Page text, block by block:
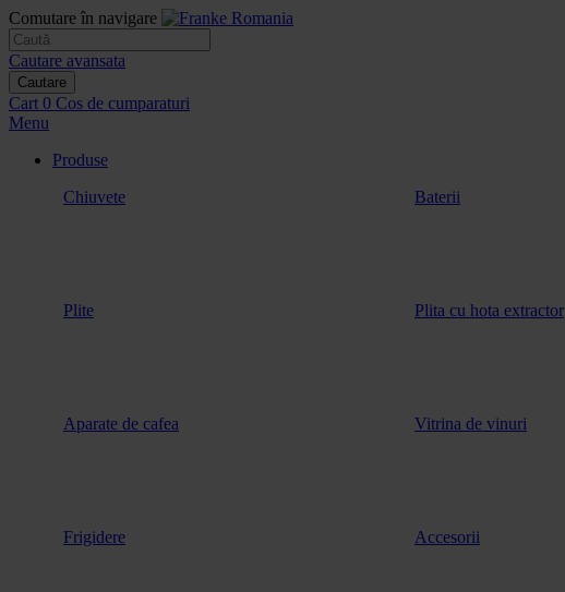
Comutare în navigare
Cautare avansata
Cautare
Cart 0 Cos de cumparaturi
Menu
Produse
Chiuvete
Baterii
Plite Plita cu hota extractor
Aparate de cafea Vitrina de vinuri
Frigidere Accesorii